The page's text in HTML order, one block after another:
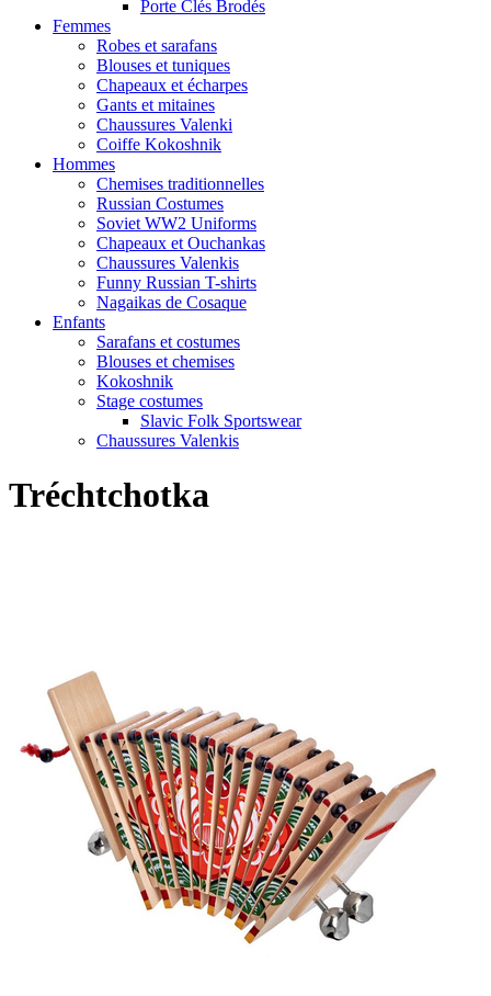
Porte Clés Brodés
Femmes
Robes et sarafans
Blouses et tuniques
Chapeaux et écharpes
Gants et mitaines
Chaussures Valenki
Coiffe Kokoshnik
Hommes
Chemises traditionnelles
Russian Costumes
Soviet WW2 Uniforms
Chapeaux et Ouchankas
Chaussures Valenkis
Funny Russian T-shirts
Nagaikas de Cosaque
Enfants
Sarafans et costumes
Blouses et chemises
Kokoshnik
Stage costumes
Slavic Folk Sportswear
Chaussures Valenkis
Tréchtchotka